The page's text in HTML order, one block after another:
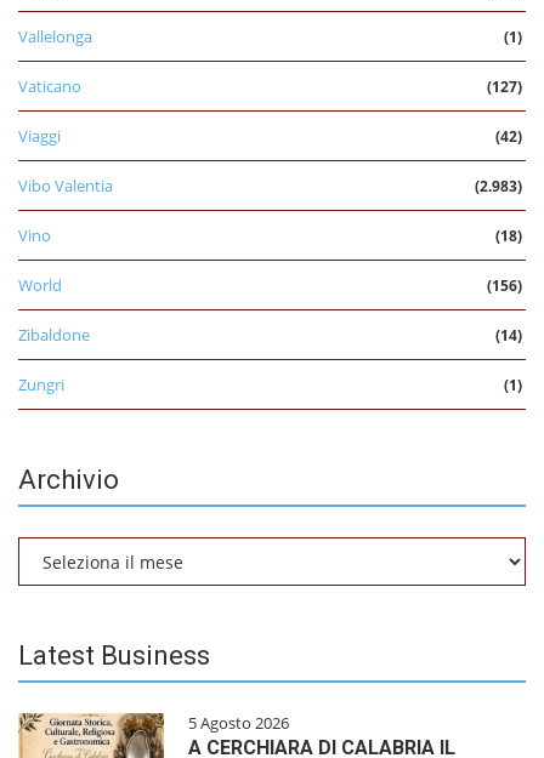
Vallelonga (1)
Vaticano (127)
Viaggi (42)
Vibo Valentia (2.983)
Vino (18)
World (156)
Zibaldone (14)
Zungri (1)
Archivio
Latest Business
5 Agosto 2026
A CERCHIARA DI CALABRIA IL